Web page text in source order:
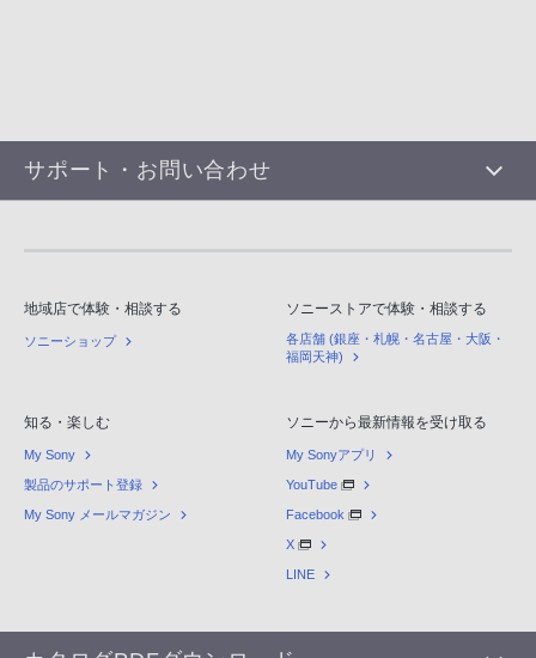
サポート・お問い合わせ
地域店で体験・相談する
ソニーショップ
ソニーストアで体験・相談する
各店舗 (銀座・札幌・名古屋・大阪・
福岡天神)
知る・楽しむ
My Sony
製品のサポート登録
My Sony メールマガジン
ソニーから最新情報を受け取る
My Sonyアプリ
YouTube
Facebook
X
LINE